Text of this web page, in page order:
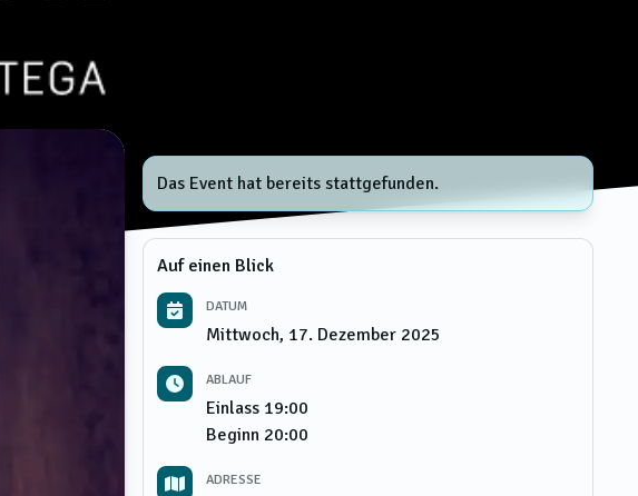
Das Event hat bereits stattgefunden.
Auf einen Blick
DATUM
Mittwoch, 17. Dezember 2025
ABLAUF
Einlass 19:00
Beginn 20:00
ADRESSE